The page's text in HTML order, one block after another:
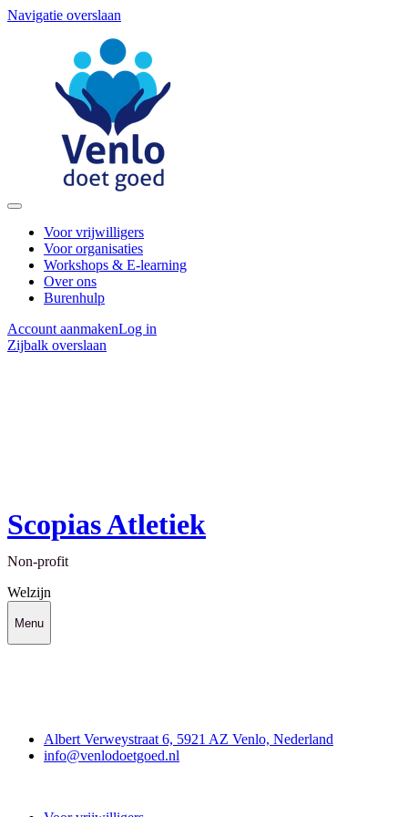
Navigatie overslaan
Voor vrijwilligers
Voor organisaties
Workshops & E-learning
Over ons
Burenhulp
Account aanmakenLog in
Zijbalk overslaan
Scopias Atletiek
Non-profit
Welzijn
Menu
Albert Verweystraat 6, 5921 AZ Venlo, Nederland
info@venlodoetgoed.nl